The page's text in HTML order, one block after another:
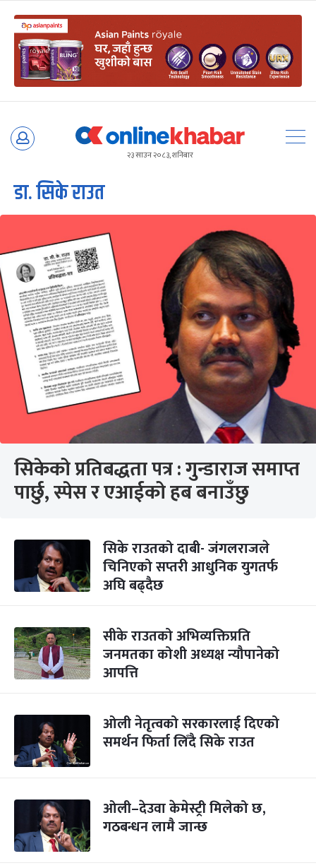
Skip
२३ साउन २०८३, शनिबार
डा. सिके राउत
सिकेको प्रतिबद्धता पत्र : गुन्डाराज समाप्त
पार्छु, स्पेस र एआईको हब बनाउँछु
सिके राउतको दाबी- जंगलराजले
चिनिएको सप्तरी आधुनिक युगतर्फ
अघि बढ्दैछ
सीके राउतको अभिव्यक्तिप्रति
जनमतका कोशी अध्यक्ष न्यौपानेको
आपत्ति
ओली नेतृत्वको सरकारलाई दिएको
समर्थन फिर्ता लिँदै सिके राउत
ओली–देउवा केमेस्ट्री मिलेको छ,
गठबन्धन लामै जान्छ